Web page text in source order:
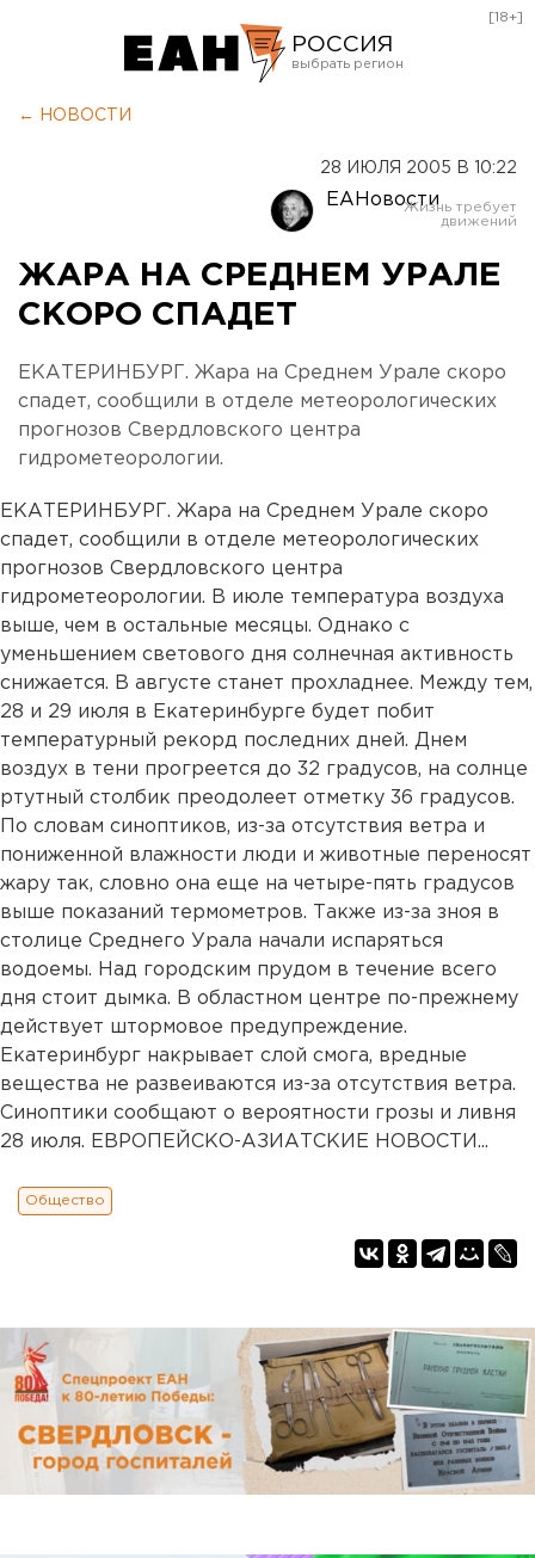
РОССИЯ
Оренбург
[18+]
← НОВОСТИ
28 ИЮЛЯ 2005 В 10:22
ЕАНовости
ЖАРА НА СРЕДНЕМ УРАЛЕ
СКОРО СПАДЕТ
ЕКАТЕРИНБУРГ. Жара на Среднем Урале скоро
спадет, сообщили в отделе метеорологических
прогнозов Свердловского центра
гидрометеорологии.
ЕКАТЕРИНБУРГ. Жара на Среднем Урале скоро
спадет, сообщили в отделе метеорологических
прогнозов Свердловского центра
гидрометеорологии. В июле температура воздуха
выше, чем в остальные месяцы. Однако с
уменьшением светового дня солнечная активность
снижается. В августе станет прохладнее. Между тем,
28 и 29 июля в Екатеринбурге будет побит
температурный рекорд последних дней. Днем
воздух в тени прогреется до 32 градусов, на солнце
ртутный столбик преодолеет отметку 36 градусов.
По словам синоптиков, из-за отсутствия ветра и
пониженной влажности люди и животные переносят
жару так, словно она еще на четыре-пять градусов
выше показаний термометров. Также из-за зноя в
столице Среднего Урала начали испаряться
водоемы. Над городским прудом в течение всего
дня стоит дымка. В областном центре по-прежнему
действует штормовое предупреждение.
Екатеринбург накрывает слой смога, вредные
вещества не развеиваются из-за отсутствия ветра.
Синоптики сообщают о вероятности грозы и ливня
28 июля. ЕВРОПЕЙСКО-АЗИАТСКИЕ НОВОСТИ...
Общество